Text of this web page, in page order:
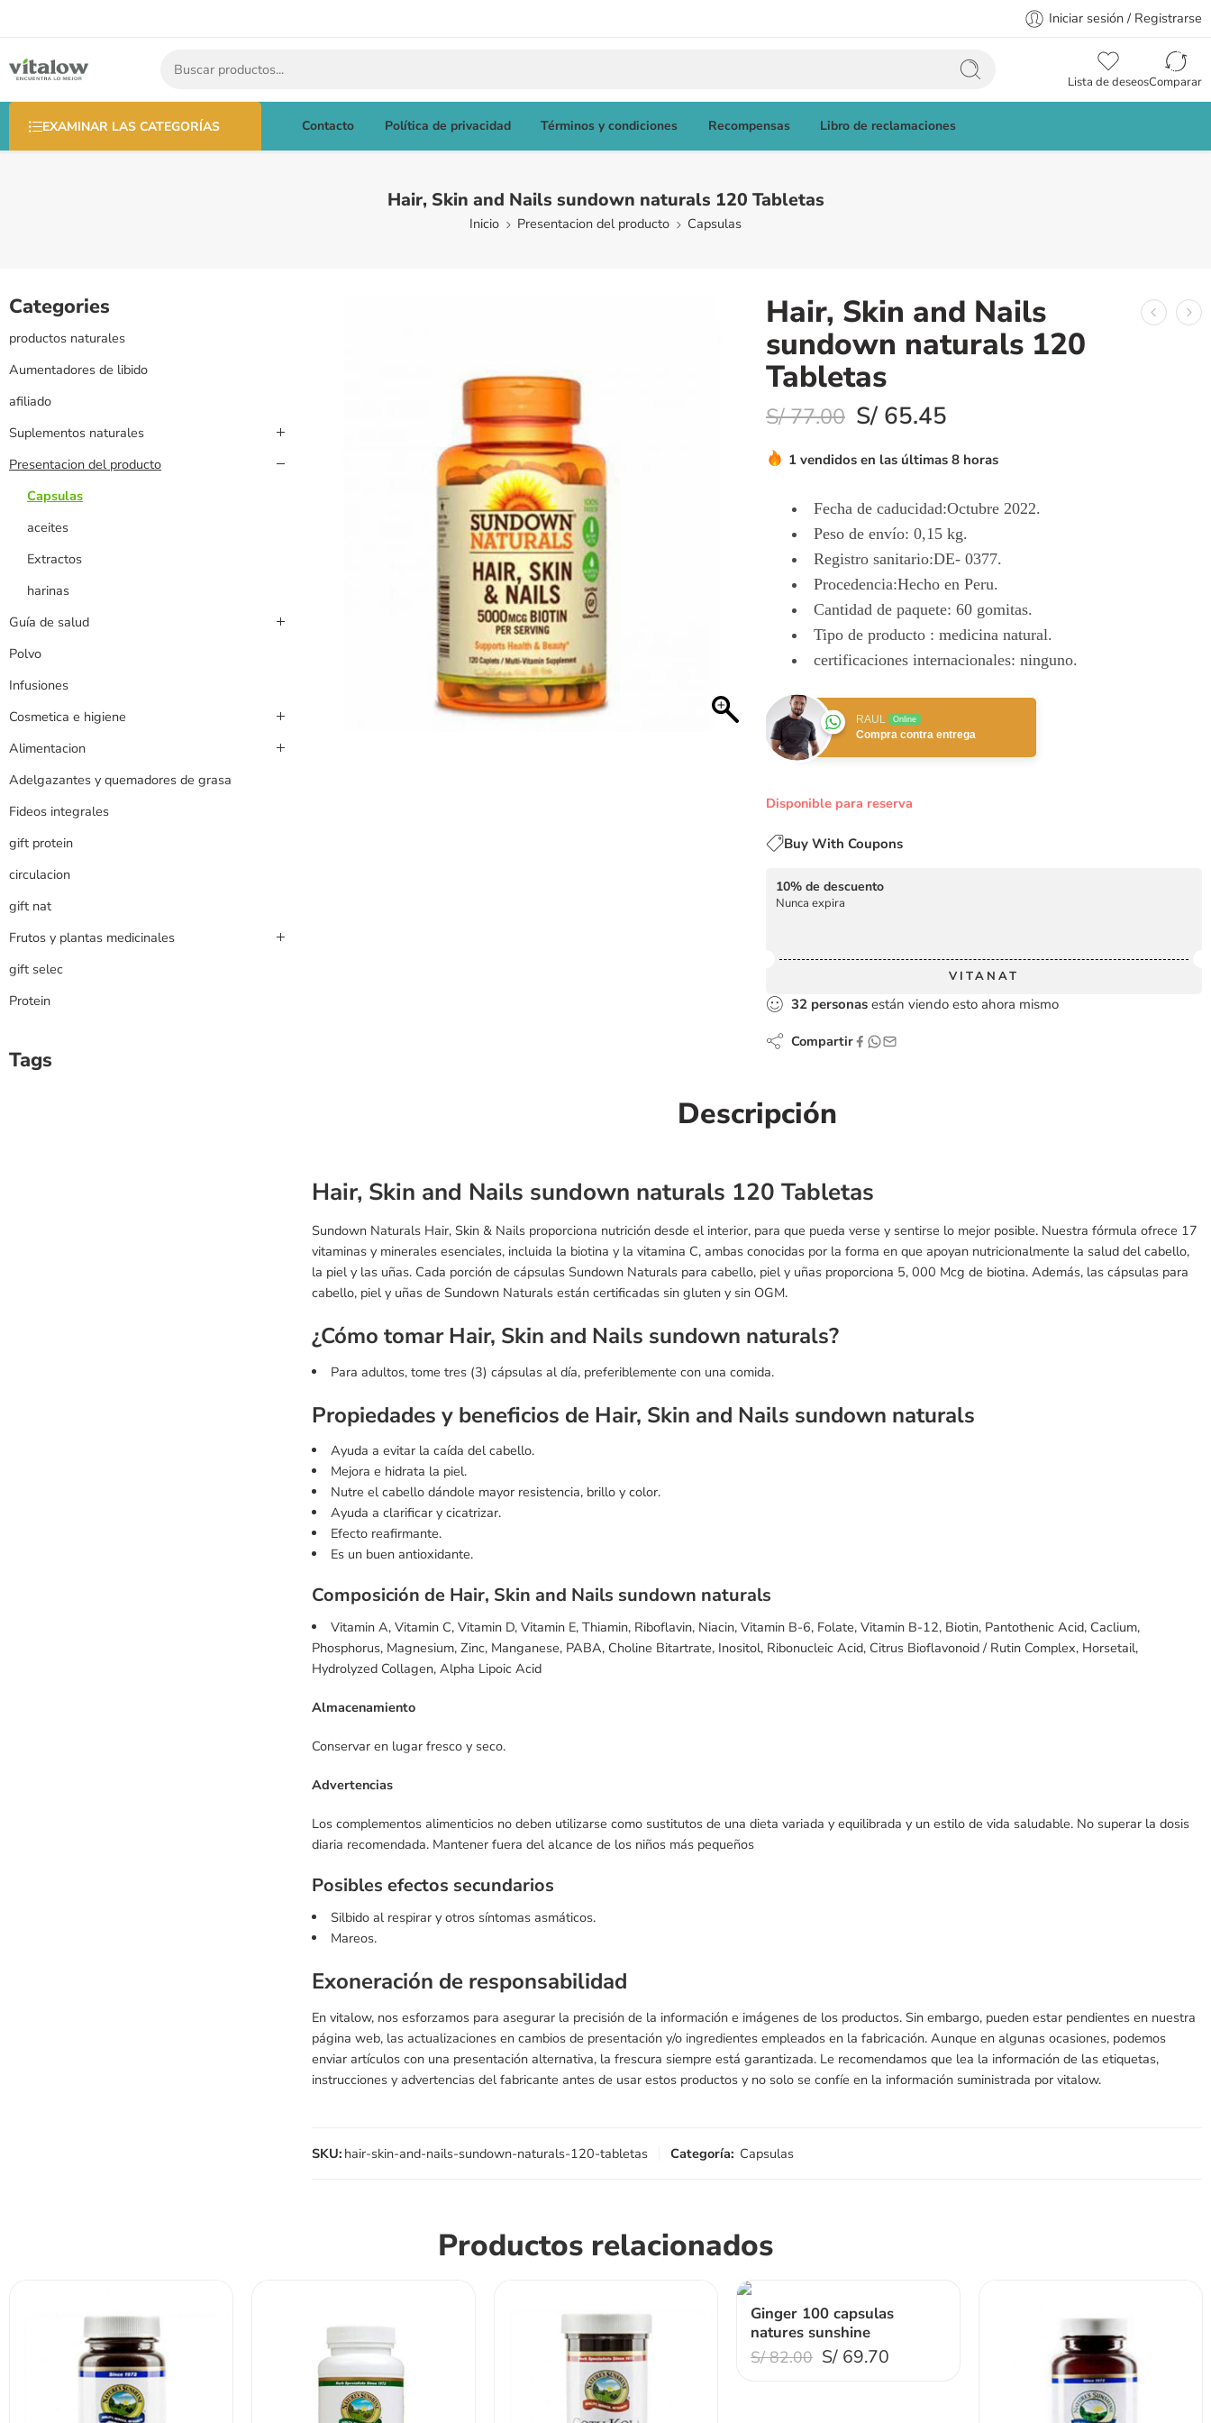
Iniciar sesión / Registrarse
Lista de deseosComparar
EXAMINAR LAS CATEGORÍAS Contacto Política de privacidad Términos y condiciones Recompensas Libro de reclamaciones
Hair, Skin and Nails sundown naturals 120 Tabletas
Inicio Presentacion del producto Capsulas
Hair, Skin and Nails
sundown naturals 120
Tabletas
S/77.00 S/ 65.45
1 vendidos en las últimas 8 horas
Fecha de caducidad:Octubre 2022.
Peso de envío: 0,15 kg.
Registro sanitario:DE- 0377.
Procedencia:Hecho en Peru.
Cantidad de paquete: 60 gomitas.
Tipo de producto : medicina natural.
certificaciones internacionales: ninguno.
RAUL Online
Compra contra entrega
Disponible para reserva
Buy With Coupons
10% de descuento
Nunca expira
VITANAT
32 personas están viendo esto ahora mismo
Compartir
Descripción
Hair, Skin and Nails sundown naturals 120 Tabletas
Sundown Naturals Hair, Skin & Nails proporciona nutrición desde el interior, para que pueda verse y sentirse lo mejor posible. Nuestra fórmula ofrece 17
vitaminas y minerales esenciales, incluida la biotina y la vitamina C, ambas conocidas por la forma en que apoyan nutricionalmente la salud del cabello,
la piel y las uñas. Cada porción de cápsulas Sundown Naturals para cabello, piel y uñas proporciona 5, 000 Mcg de biotina. Además, las cápsulas para
cabello, piel y uñas de Sundown Naturals están certificadas sin gluten y sin OGM.
¿Cómo tomarHair, Skin and Nails sundown naturals?
Para adultos, tome tres (3) cápsulas al día, preferiblemente con una comida.
Propiedades y beneficios de Hair, Skin and Nails sundown naturals
Ayuda a evitar la caída del cabello.
Mejora e hidrata la piel.
Nutre el cabello dándole mayor resistencia, brillo y color.
Ayuda a clarificar y cicatrizar.
Efecto reafirmante.
Es un buen antioxidante.
Composición de Hair, Skin and Nails sundown naturals
Vitamin A, Vitamin C, Vitamin D, Vitamin E, Thiamin, Riboflavin, Niacin, Vitamin B-6, Folate, Vitamin B-12, Biotin, Pantothenic Acid, Caclium,
Phosphorus, Magnesium, Zinc, Manganese, PABA, Choline Bitartrate, Inositol, Ribonucleic Acid, Citrus Bioflavonoid / Rutin Complex, Horsetail,
Hydrolyzed Collagen, Alpha Lipoic Acid
Almacenamiento
Conservar en lugar fresco y seco.
Advertencias
Los complementos alimenticios no deben utilizarse como sustitutos de una dieta variada y equilibrada y un estilo de vida saludable. No superar la dosis
diaria recomendada. Mantener fuera del alcance de los niños más pequeños
Posibles efectos secundarios
Silbido al respirar y otros síntomas asmáticos.
Mareos.
Exoneración de responsabilidad
En vitalow, nos esforzamos para asegurar la precisión de la información e imágenes de los productos. Sin embargo, pueden estar pendientes en nuestra
página web, las actualizaciones en cambios de presentación y/o ingredientes empleados en la fabricación. Aunque en algunas ocasiones, podemos
enviar artículos con una presentación alternativa, la frescura siempre está garantizada. Le recomendamos que lea la información de las etiquetas,
instrucciones y advertencias del fabricante antes de usar estos productos y no solo se confíe en la información suministrada por vitalow.
SKU: hair-skin-and-nails-sundown-naturals-120-tabletas Categoría: Capsulas
Categories
productos naturales
Aumentadores de libido
afiliado
Suplementos naturales
Presentacion del producto
Capsulas
aceites
Extractos
harinas
Guía de salud
Polvo
Infusiones
Cosmetica e higiene
Alimentacion
Adelgazantes y quemadores de grasa
Fideos integrales
gift protein
circulacion
gift nat
Frutos y plantas medicinales
gift selec
Protein
Tags
Productos relacionados
Ginger 100 capsulas
natures sunshine
S/82.00 S/ 69.70